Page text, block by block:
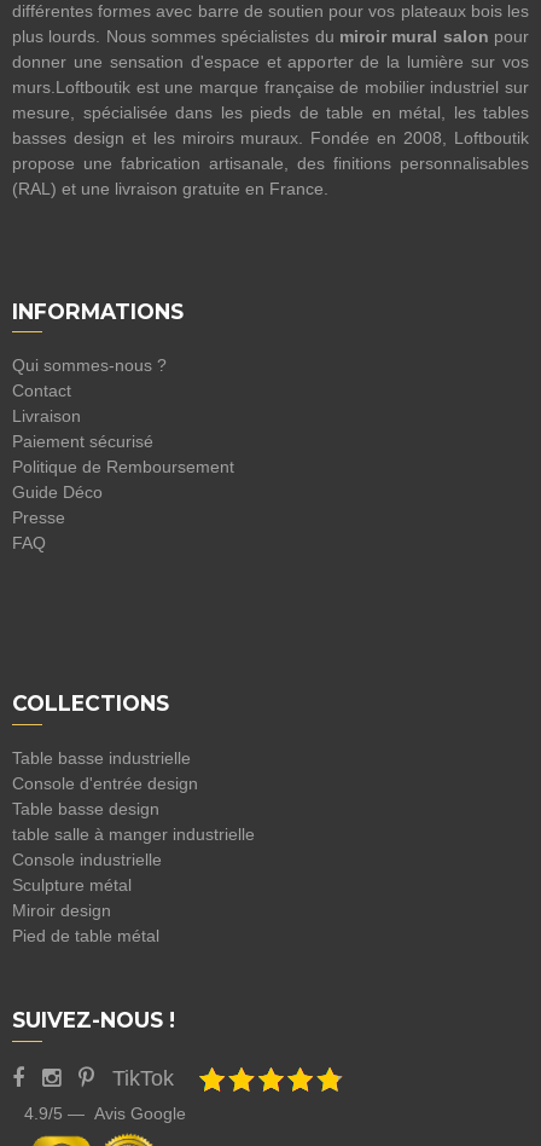
différentes formes avec barre de soutien pour vos plateaux bois les
plus lourds. Nous sommes spécialistes du miroir mural salon pour
donner une sensation d'espace et apporter de la lumière sur vos
murs.Loftboutik est une marque française de mobilier industriel sur
mesure, spécialisée dans les pieds de table en métal, les tables
basses design et les miroirs muraux. Fondée en 2008, Loftboutik
propose une fabrication artisanale, des finitions personnalisables
(RAL) et une livraison gratuite en France.
INFORMATIONS
Qui sommes-nous ?
Contact
Livraison
Paiement sécurisé
Politique de Remboursement
Guide Déco
Presse
FAQ
COLLECTIONS
Table basse industrielle
Console d'entrée design
Table basse design
table salle à manger industrielle
Console industrielle
Sculpture métal
Miroir design
Pied de table métal
SUIVEZ-NOUS !
TikTok
4.9/5 — Avis Google